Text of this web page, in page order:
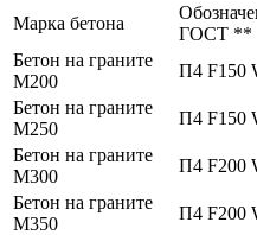
Марка бетона
ГОСТ **
Бетон на граните
М200
П4 F150
Бетон на граните
М250
П4 F150
Бетон на граните
М300
П4 F200
Бетон на граните
М350
П4 F200